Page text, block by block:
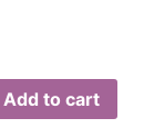
Add to cart